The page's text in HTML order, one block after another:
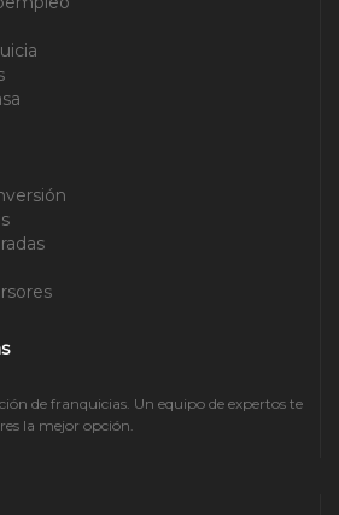
de franquicias. Un equipo de expertos te
la mejor opción.